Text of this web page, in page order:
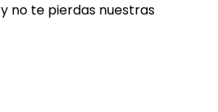
no te pierdas nuestras